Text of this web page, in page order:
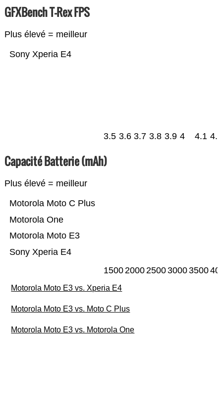
GFXBench T-Rex FPS
Plus élevé = meilleur
Sony Xperia E4
3.5 3.6 3.7 3.8 3.9 4 4.1 4.2
Capacité Batterie (mAh)
Plus élevé = meilleur
Sony Xperia E4
Motorola Moto E3
Motorola One
Motorola Moto C Plus
15002000250030003500
Motorola Moto E3 vs. Xperia E4
Motorola Moto E3 vs. Moto C Plus
Motorola Moto E3 vs. Motorola One